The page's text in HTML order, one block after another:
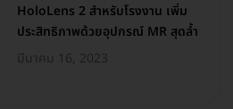
HoloLens 2 สำหรับโรงงาน เพิ่ม
ประสิทธิภาพด้วยอุปกรณ์ MR สุดล้ำ
มีนาคม 16, 2023